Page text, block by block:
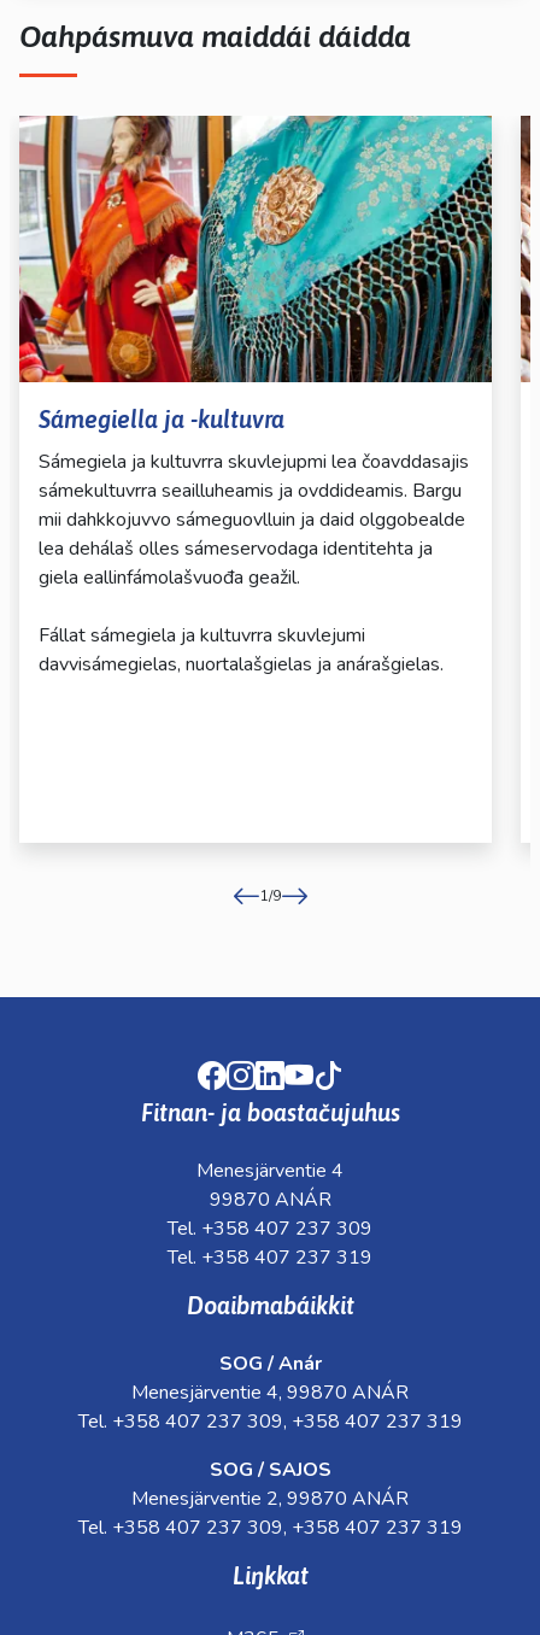
Oahpásmuva maiddái dáidda
Sámegiella ja -kultuvra
Sámegiela ja kultuvrra skuvlejupmi lea čoavddasajis
sámekultuvrra seailluheamis ja ovddideamis. Bargu
mii dahkkojuvvo sámeguovlluin ja daid olggobealde
lea dehálaš olles sámeservodaga identitehta ja
giela eallinfámolašvuođa geažil.
Fállat sámegiela ja kultuvrra skuvlejumi
davvisámegielas, nuortalašgielas ja anárašgielas.
1/9
Facebook
Instagram
LinkedIn
Youtube
Fitnan- ja boastačujuhus
Menesjärventie 4
99870 ANÁR
Tel. +358 407 237 309
Tel. +358 407 237 319
Doaibmabáikkit
SOG / Anár
Menesjärventie 4, 99870 ANÁR
Tel. +358 407 237 309, +358 407 237 319
SOG / SAJOS
Menesjärventie 2, 99870 ANÁR
Tel. +358 407 237 309, +358 407 237 319
Liŋkkat